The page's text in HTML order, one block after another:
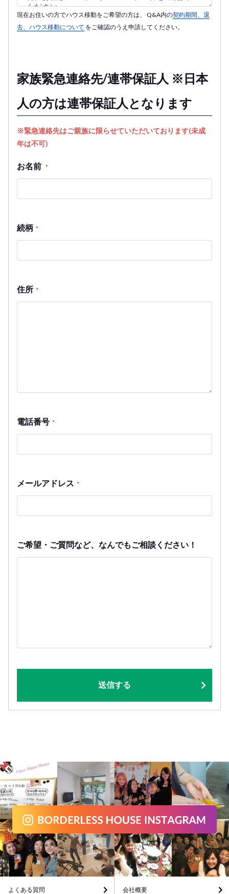
現在お住いの方でハウス移動をご希望の方は、 Q&A内の契約期間、退
去、ハウス移動について をご確認のうえ申請してください。
家族緊急連絡先/連帯保証人 ※日本
人の方は連帯保証人となります
※緊急連絡先はご親族に限らせていただいております(未成
年は不可)
お名前 *
続柄 *
住所 *
電話番号 *
メールアドレス *
ご希望・ご質問など、なんでもご相談ください！
送信する
よくある質問 会社概要